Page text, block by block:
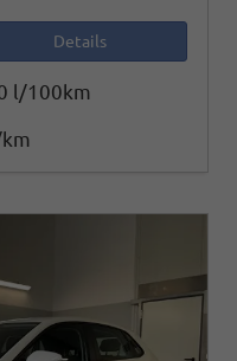
Details
l/100km